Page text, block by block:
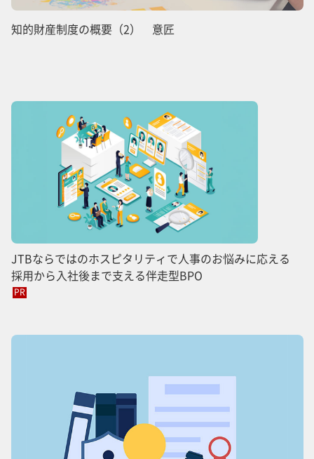
知的財産制度の概要（2） 意匠
JTBならではのホスピタリティで人事のお悩みに応える
採用から入社後まで支える伴走型BPO
PR